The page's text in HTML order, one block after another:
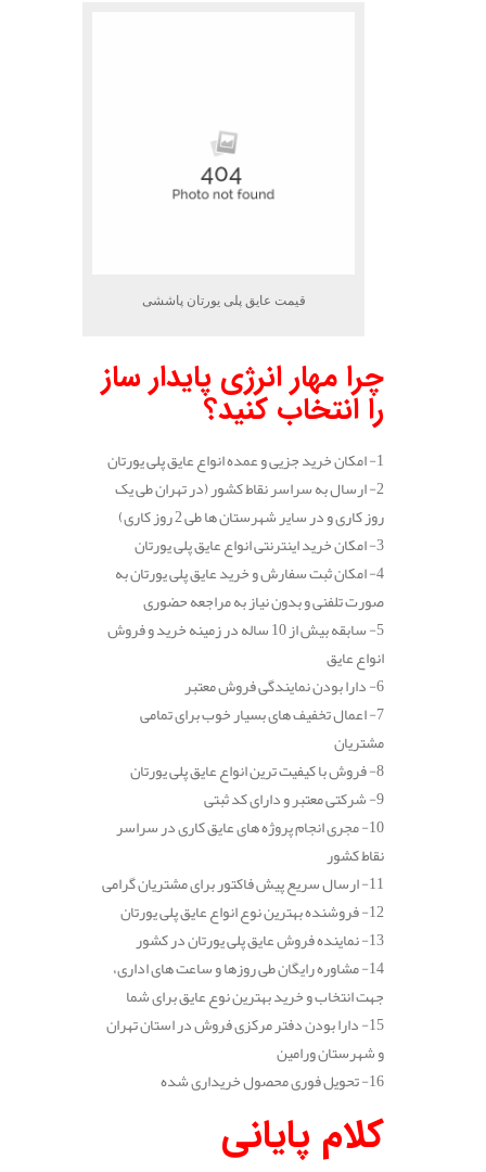
قیمت عایق پلی یورتان پاششی
چرا مهار انرژی پایدار ساز
را انتخاب کنید؟
1- امکان خرید جزیی و عمده انواع عایق پلی یورتان
2- ارسال به سراسر نقاط کشور (در تهران طی یک
روز کاری و در سایر شهرستان ها طی 2 روز کاری)
3- امکان خرید اینترنتی انواع عایق پلی یورتان
4- امکان ثبت سفارش و خرید عایق پلی یورتان به
صورت تلفنی و بدون نیاز به مراجعه حضوری
5- سابقه بیش از 10 ساله در زمینه خرید و فروش
انواع عایق
6- دارا بودن نمایندگی فروش معتبر
7- اعمال تخفیف های بسیار خوب برای تمامی
مشتریان
8- فروش با کیفیت ترین انواع عایق پلی یورتان
9- شرکتی معتبر و دارای کد ثبتی
10- مجری انجام پروژه های عایق کاری در سراسر
نقاط کشور
11- ارسال سریع پیش فاکتور برای مشتریان گرامی
12- فروشنده بهترین نوع انواع عایق پلی یورتان
13- نماینده فروش عایق پلی یورتان در کشور
14- مشاوره رایگان طی روزها و ساعت های اداری،
جهت انتخاب و خرید بهترین نوع عایق برای شما
15- دارا بودن دفتر مرکزی فروش در استان تهران
و شهرستان ورامین
16- تحویل فوری محصول خریداری شده
کلام پایانی